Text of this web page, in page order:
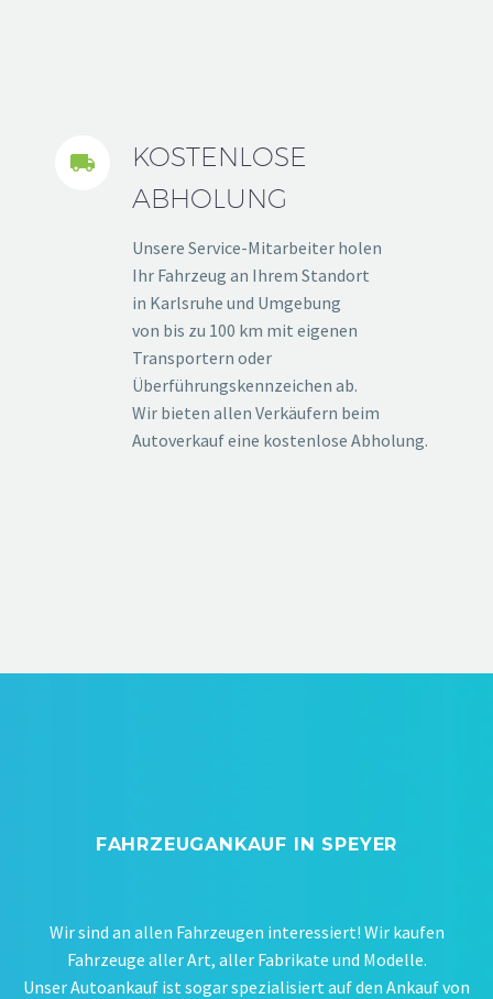


KOSTENLOSE
ABHOLUNG
Unsere Service-Mitarbeiter holen
Ihr Fahrzeug an Ihrem Standort
in Karlsruhe und Umgebung
von bis zu 100 km mit eigenen
Transportern oder
Überführungskennzeichen ab.
Wir bieten allen Verkäufern beim
Autoverkauf eine kostenlose Abholung.
FAHRZEUGANKAUF IN SPEYER
Wir sind an allen Fahrzeugen interessiert! Wir kaufen
Fahrzeuge aller Art, aller Fabrikate und Modelle.
Unser Autoankauf ist sogar spezialisiert auf den Ankauf von